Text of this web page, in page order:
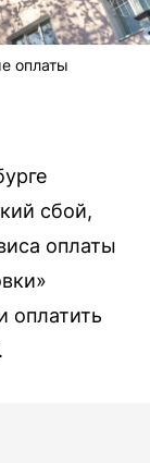
оплаты
сбой,
оплаты
оплатить